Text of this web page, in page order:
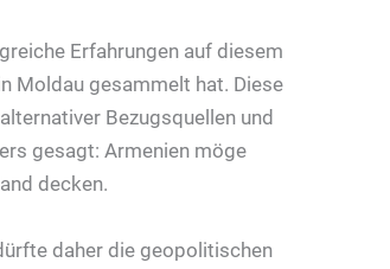
Erfahrungen auf diesem
Moldau gesammelt hat. Diese
Bezugsquellen und
gesagt: Armenien möge
decken.
daher die geopolitischen